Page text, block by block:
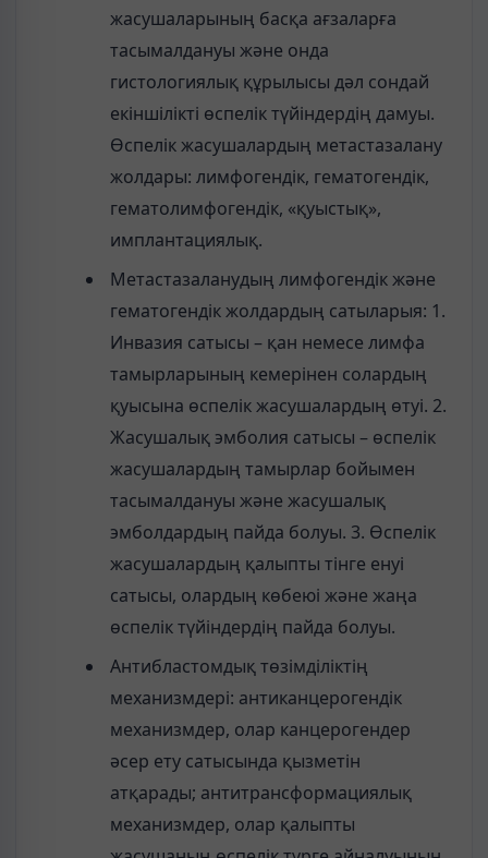
жасушаларының басқа ағзаларға
тасымалдануы және онда
гистологиялық құрылысы дәл сондай
екіншілікті өспелік түйіндердің дамуы.
Өспелік жасушалардың метастазалану
жолдары: лимфогендік, гематогендік,
гематолимфогендік, «қуыстық»,
имплантациялық.
Метастазаланудың лимфогендік және
гематогендік жолдардың сатыларыя: 1.
Инвазия сатысы – қан немесе лимфа
тамырларының кемерінен солардың
қуысына өспелік жасушалардың өтуі. 2.
Жасушалық эмболия сатысы – өспелік
жасушалардың тамырлар бойымен
тасымалдануы және жасушалық
эмболдардың пайда болуы. 3. Өспелік
жасушалардың қалыпты тінге енуі
сатысы, олардың көбеюі және жаңа
өспелік түйіндердің пайда болуы.
Антибластомдық төзімділіктің
механизмдері: антиканцерогендік
механизмдер, олар канцерогендер
әсер ету сатысында қызметін
атқарады; антитрансформациялық
механизмдер, олар қалыпты